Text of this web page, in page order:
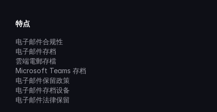
特点
电子邮件合规性
电子邮件存档
雲端電郵存檔
Microsoft Teams 存档
电子邮件保留政策
电子邮件存档设备
电子邮件法律保留